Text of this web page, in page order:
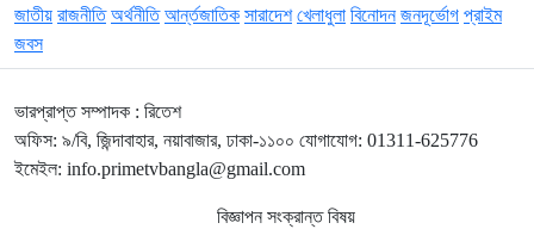
জাতীয় রাজনীতি অর্থনীতি আর্ন্তজাতিক সারাদেশ খেলাধুলা বিনোদন জনদূর্ভোগ প্রাইম
জবস
ভারপ্রাপ্ত সম্পাদক : রিতেশ
অফিস: ৯/বি, জিন্দাবাহার, নয়াবাজার, ঢাকা-১১০০ যোগাযোগ: 01311-625776
ইমেইল: info.primetvbangla@gmail.com
বিজ্ঞাপন সংক্রান্ত বিষয়